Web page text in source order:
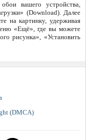
вашего устройства,
(Download). Далее
на картинку, удерживая
«Ещё», где вы можете
рисунка», «Установить
(DMCA)